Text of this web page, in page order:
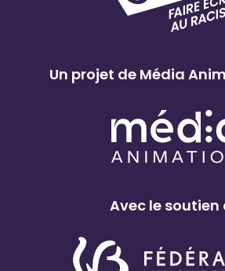
Un projet de Média
Avec le soutien